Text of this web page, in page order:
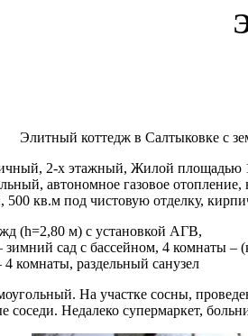
Элитный коттедж в Салтыковке с
2-х этажный, Жилой площадью
автономное газовое
500 кв.м под чистовую отделку,
(h=2,80 м) с установкой АГВ,
зимний сад с бассейном, 4 комнаты –
4 комнаты, раздельный санузел
На участке сосны,
соседи. Недалеко супермаркет,